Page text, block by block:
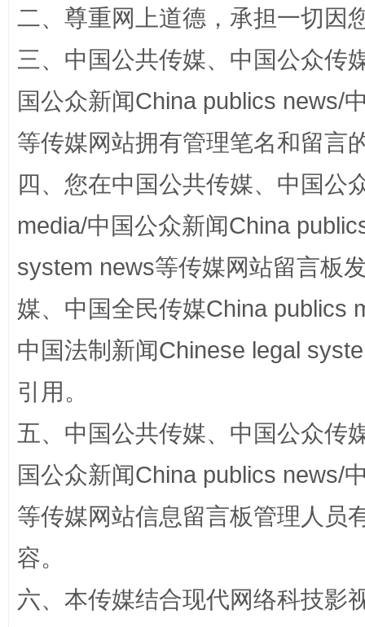
站台名比不上好声名
漫山遍野的桃花与雪山、麦地、白藏房
招工难、用工荒背后
二、尊重网上道德，承担一切因
三、中国公共传媒、中国公众传
国公众新闻China publics news/
等传媒网站拥有管理笔名和留言
四、您在中国公共传媒、中国公
media/中国公众新闻China
system news等传媒网站留言板
媒、中国全民传媒China publics
中国法制新闻Chinese legal
引用。
五、中国公共传媒、中国公众传
国公众新闻China publics news/
等传媒网站信息留言板管理人员
容。
六、本传媒结合现代网络科技影